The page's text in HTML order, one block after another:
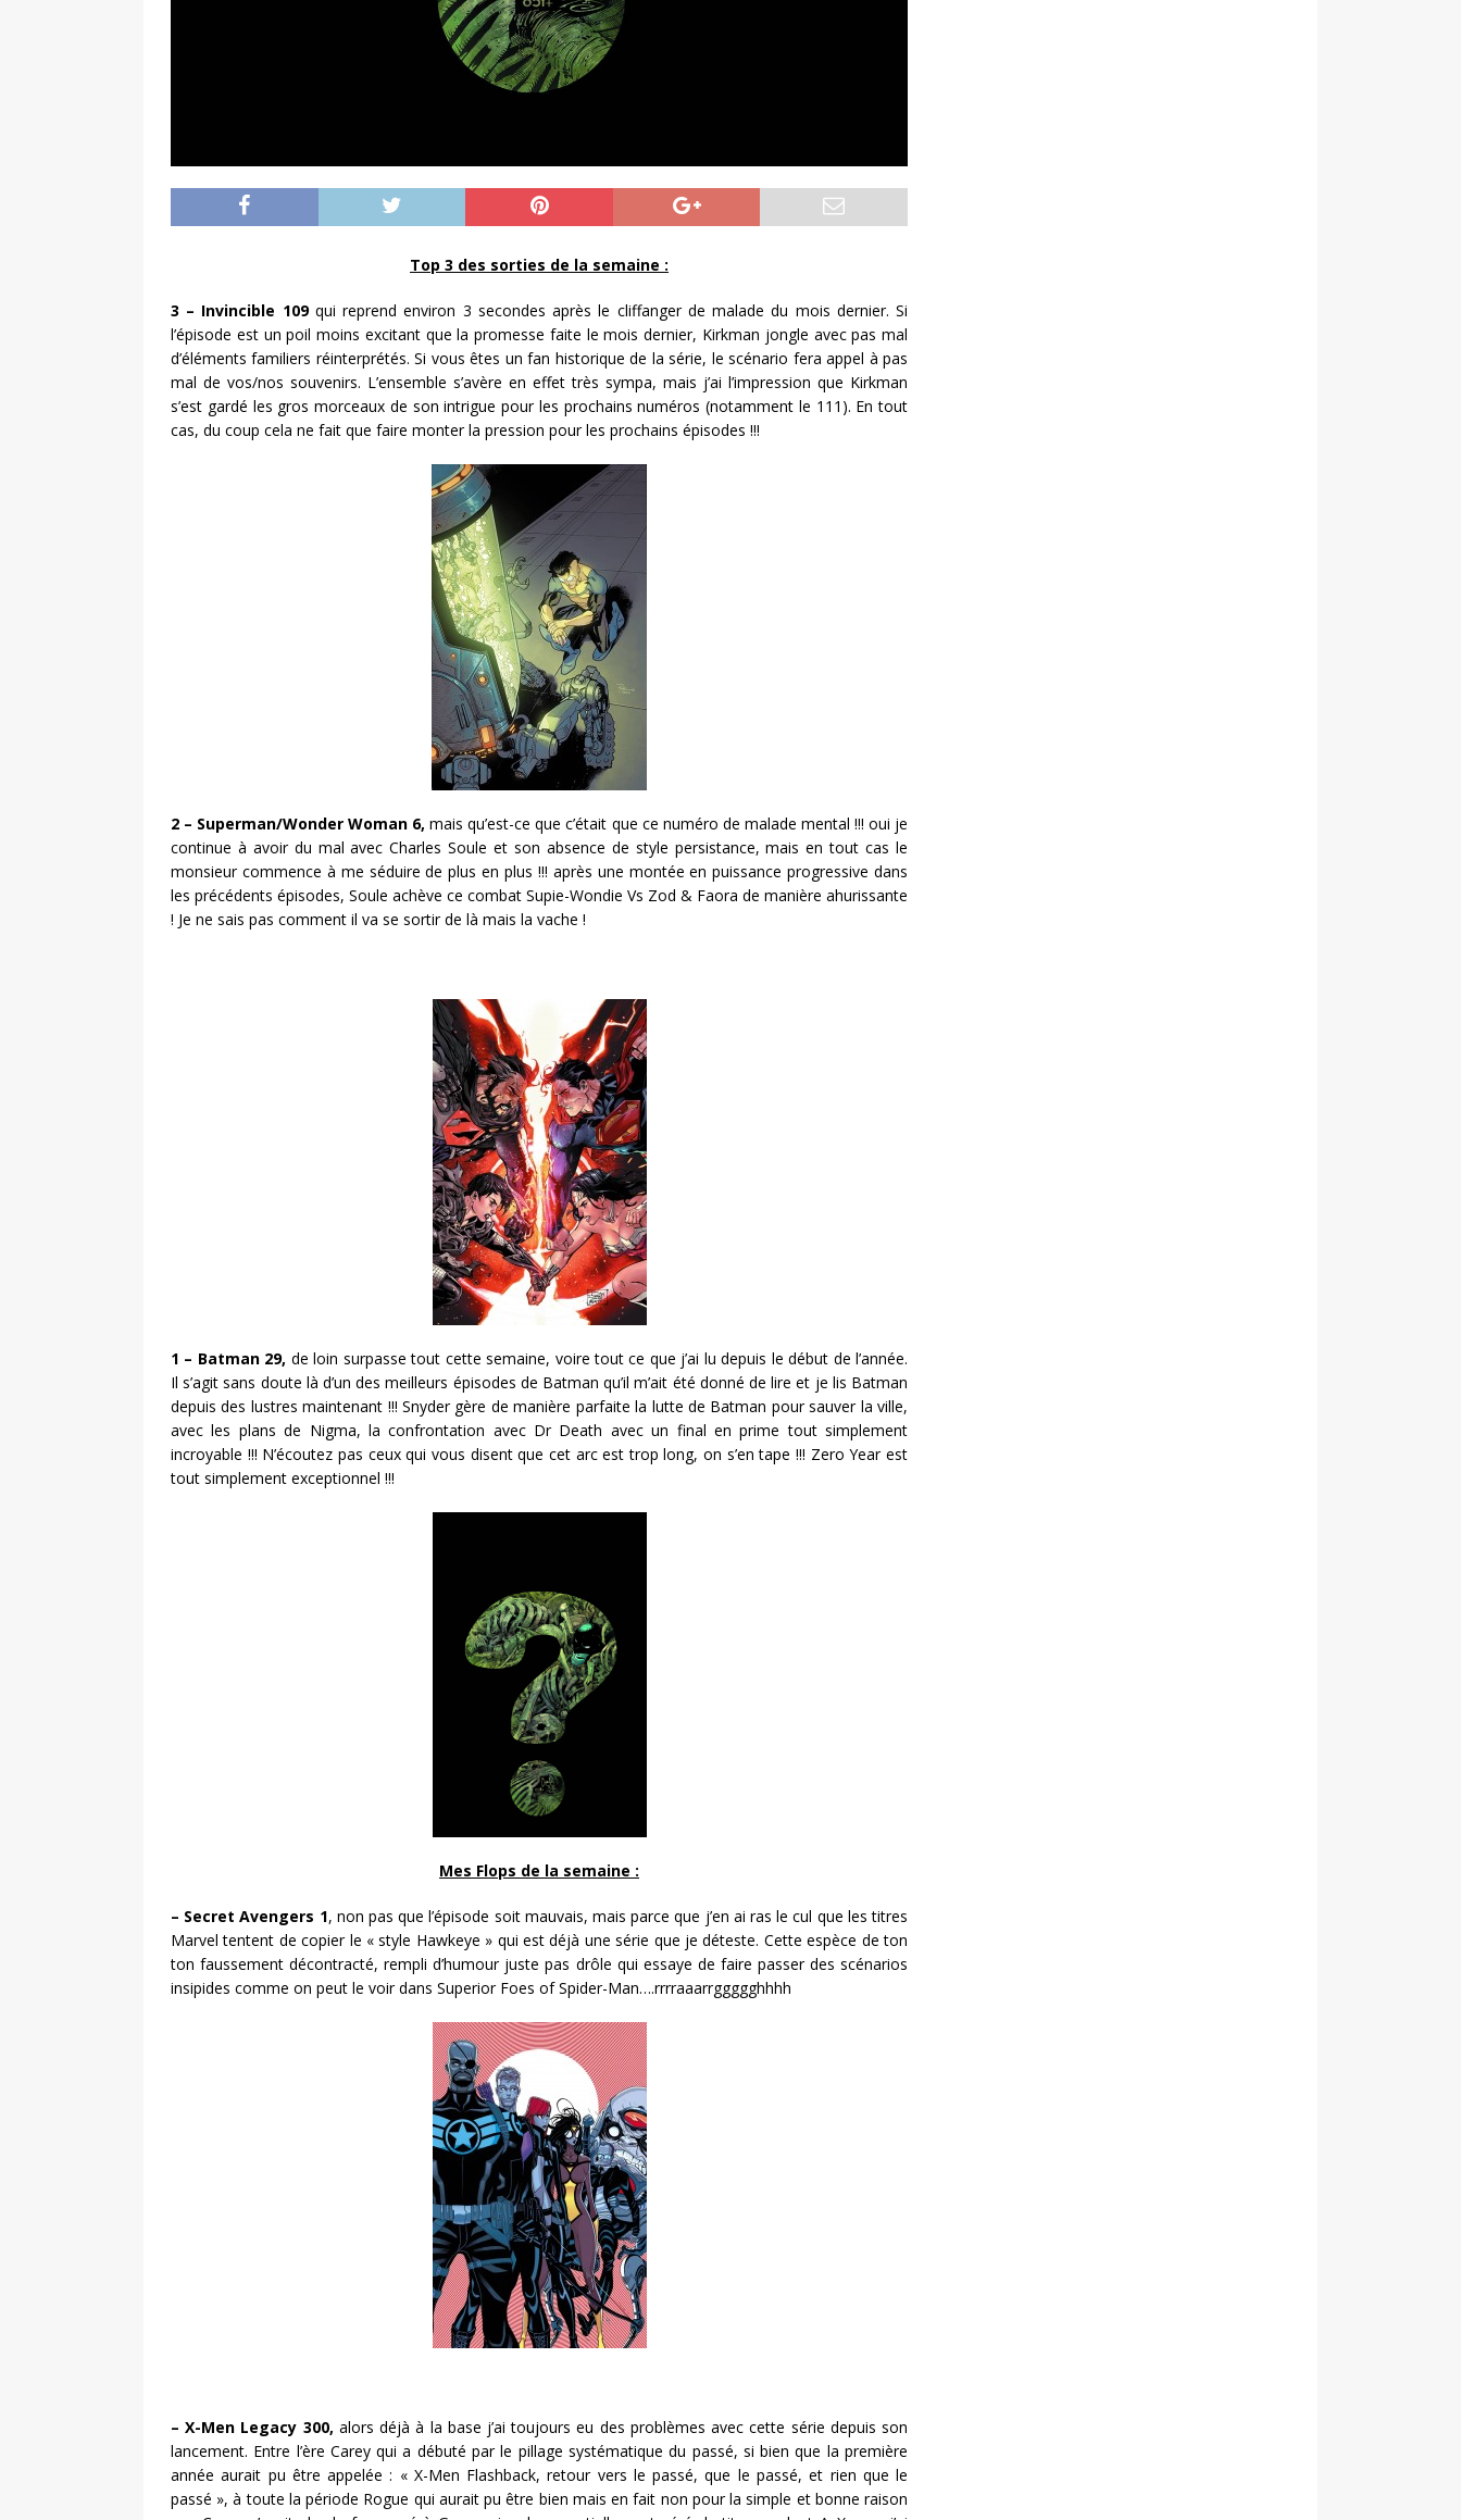
Top 3 des sorties de la semaine :
3 – Invincible 109qui reprend environ 3 secondes après le cliffanger de malade du mois dernier. Si
l’épisode est un poil moins excitant que la promesse faite le mois dernier, Kirkman jongle avec pas mal
d’éléments familiers réinterprétés. Si vous êtes un fan historique de la série, le scénario fera appel à pas
mal de vos/nos souvenirs. L’ensemble s’avère en effet très sympa, mais j’ai l’impression que Kirkman
s’est gardé les gros morceaux de son intrigue pour les prochains numéros (notamment le 111). En tout
cas, du coup cela ne fait que faire monter la pression pour les prochains épisodes !!!
2 – Superman/Wonder Woman 6, mais qu’est-ce que c’était que ce numéro de malade mental !!! oui je
continue à avoir du mal avec Charles Soule et son absence de style persistance, mais en tout cas le
monsieur commence à me séduire de plus en plus !!! après une montée en puissance progressive dans
les précédents épisodes, Soule achève ce combat Supie-Wondie Vs Zod & Faora de manière ahurissante
! Je ne sais pas comment il va se sortir de là mais la vache !
1 – Batman 29, de loin surpasse tout cette semaine, voire tout ce que j’ai lu depuis le début de l’année.
Il s’agit sans doute là d’un des meilleurs épisodes de Batman qu’il m’ait été donné de lire et je lis Batman
depuis des lustres maintenant !!! Snyder gère de manière parfaite la lutte de Batman pour sauver la ville,
avec les plans de Nigma, la confrontation avec Dr Death avec un final en prime tout simplement
incroyable !!! N’écoutez pas ceux qui vous disent que cet arc est trop long, on s’en tape !!! Zero Year est
tout simplement exceptionnel !!!
Mes Flops de la semaine :
– Secret Avengers 1, non pas que l’épisode soit mauvais, mais parce que j’en ai ras le cul que les titres
Marvel tentent de copier le « style Hawkeye » qui est déjà une série que je déteste. Cette espèce de ton
ton faussement décontracté, rempli d’humour juste pas drôle qui essaye de faire passer des scénarios
insipides comme on peut le voir dans Superior Foes of Spider-Man….rrrraaarrggggghhhh
– X-Men Legacy 300, alors déjà à la base j’ai toujours eu des problèmes avec cette série depuis son
lancement. Entre l’ère Carey qui a débuté par le pillage systématique du passé, si bien que la première
année aurait pu être appelée : « X-Men Flashback, retour vers le passé, que le passé, et rien que le
passé », à toute la période Rogue qui aurait pu être bien mais en fait non pour la simple et bonne raison